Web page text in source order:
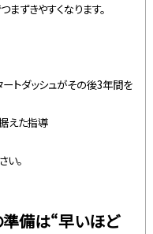
ずきやすくなります。
ートダッシュがその後3年間を
えた指導
い。
備は“早いほど